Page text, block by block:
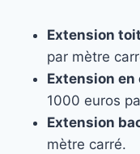
Extension
par mètre
Extension
1000 euros
Extension
mètre carré.